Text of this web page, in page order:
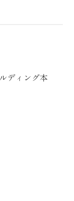
ディング本